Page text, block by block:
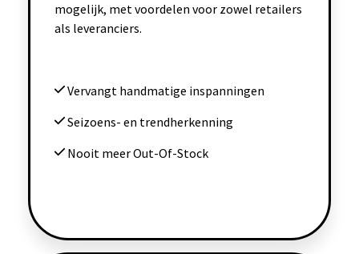
mogelijk, met voordelen voor zowel retailers
als leveranciers.
Vervangt handmatige inspanningen
Seizoens- en trendherkenning
Nooit meer Out-Of-Stock